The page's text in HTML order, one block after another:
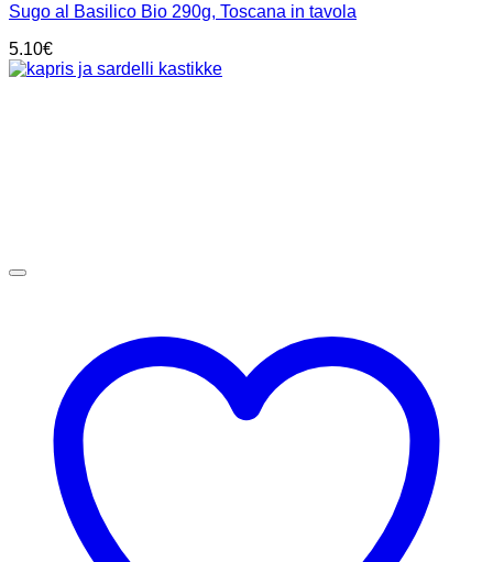
Sugo al Basilico Bio 290g, Toscana in tavola
5.10€